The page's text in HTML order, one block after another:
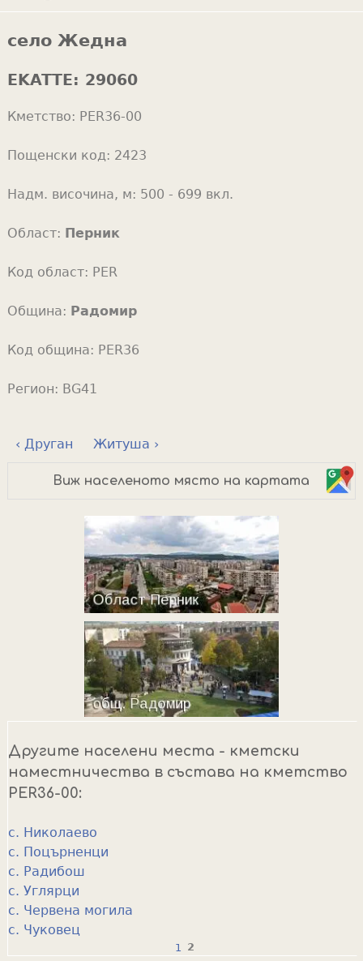
h
f
r
m
r
e
e
село Жедна
EKATTE: 29060
Кметство: PER36-00
Пощенски код: 2423
Надм. височина, м: 500 - 699 вкл.
Област: Перник
Код област: PER
Община: Радомир
Код община: PER36
Регион: BG41
‹ Друган Житуша ›
Виж населеното място на картата
Другите населени места - кметски
наместничества в състава на кметство
PER36-00:
с. Николаево
с. Поцърненци
с. Радибош
с. Углярци
с. Червена могила
с. Чуковец
1 2